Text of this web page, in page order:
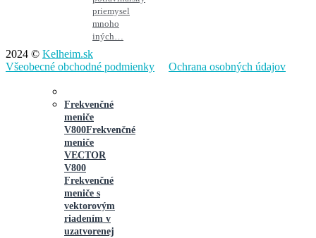
priemysel
mnoho
iných…
Frekvenčné
meniče
V800Frekvenčné
meniče
VECTOR
V800
Frekvenčné
meniče s
vektorovým
riadením v
uzatvorenej
2024 © Kelheim.sk
Všeobecné obchodné podmienky
Ochrana osobných údajov